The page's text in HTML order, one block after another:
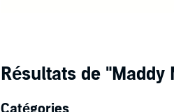
Résultats de "Maddy